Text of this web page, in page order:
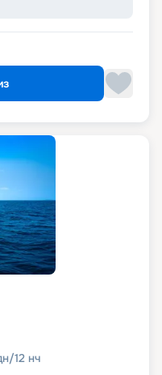
/12 нч